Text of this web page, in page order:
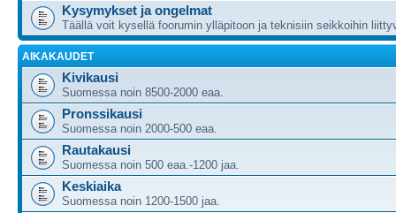
Kysymykset ja ongelmat
Täällä voit kysellä foorumin ylläpitoon ja teknisiin seikkoihin
AIKAKAUDET
Kivikausi
Suomessa noin 8500-2000 eaa.
Pronssikausi
Suomessa noin 2000-500 eaa.
Rautakausi
Suomessa noin 500 eaa.-1200 jaa.
Keskiaika
Suomessa noin 1200-1500 jaa.